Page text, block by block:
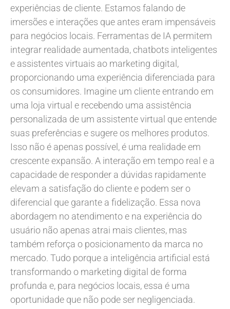
experiências de cliente. Estamos falando de
imersões e interações que antes eram impensáveis
para negócios locais. Ferramentas de IA permitem
integrar realidade aumentada, chatbots inteligentes
e assistentes virtuais ao marketing digital,
proporcionando uma experiência diferenciada para
os consumidores. Imagine um cliente entrando em
uma loja virtual e recebendo uma assistência
personalizada de um assistente virtual que entende
suas preferências e sugere os melhores produtos.
Isso não é apenas possível, é uma realidade em
crescente expansão. A interação em tempo real e a
capacidade de responder a dúvidas rapidamente
elevam a satisfação do cliente e podem ser o
diferencial que garante a fidelização. Essa nova
abordagem no atendimento e na experiência do
usuário não apenas atrai mais clientes, mas
também reforça o posicionamento da marca no
mercado. Tudo porque a inteligência artificial está
transformando o marketing digital de forma
profunda e, para negócios locais, essa é uma
oportunidade que não pode ser negligenciada.